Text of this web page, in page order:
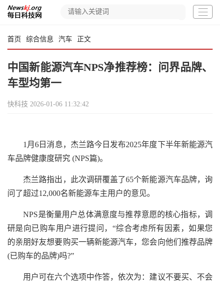
首页 综合信息 汽车 正文
中国新能源汽车NPS净推荐榜：问界品牌、
车型均第一
快科技 2026-01-06 11:32:42
1月6日消息，杰兰路今日发布2025年度下半年新能源汽
车品牌健康度研究 (NPS篇)。
杰兰路指出，此次调研覆盖了65个新能源汽车品牌，询
问了超过12,000名新能源车主用户的意见。
NPS是衡量用户总体满意度与推荐意愿的核心指标，调
研是向已购车用户进行提问，“综合考虑所有因素，如果您
的亲朋好友想要购买一辆新能源汽车，您会向他们推荐品牌
(已购车的品牌)吗?”
用户可在六个选项中作答，依次为：建议不要买、不会